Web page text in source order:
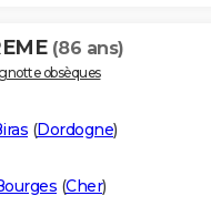
(86 ans)
obsèques
(Dordogne)
(Cher)